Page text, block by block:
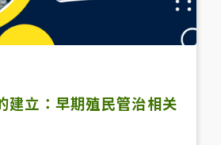
建立：早期殖民管治相关